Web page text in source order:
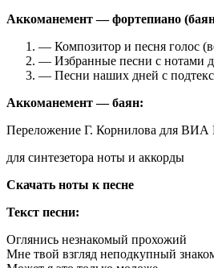
Аккоманемент — фортепиано
— Композитор и песня голос
— Избранные песни с нотами
— Песни наших дней с
Аккоманемент — баян:
Переложение Г. Корнилова для ВИА
для синтезетора ноты и аккорды
Скачать ноты к песне
Текст песни:
Оглянись незнакомый прохожий
Мне твой взгляд неподкупный